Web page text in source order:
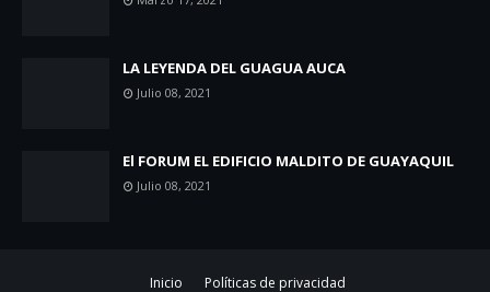
LA LEYENDA DEL GUAGUA AUCA
Julio 08, 2021
El FORUM EL EDIFICIO MALDITO DE GUAYAQUIL
Julio 08, 2021
Inicio Políticas de privacidad